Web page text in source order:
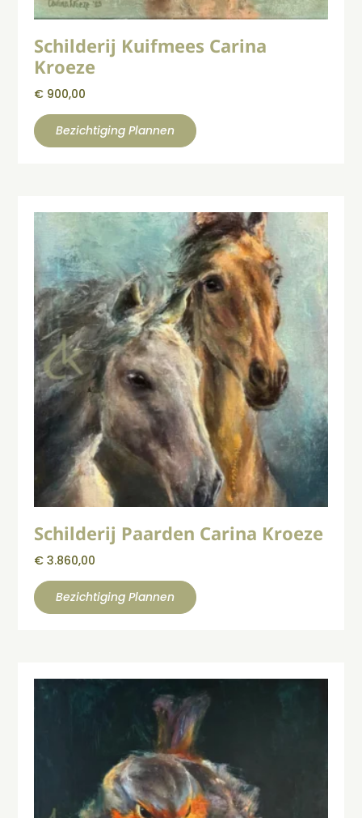
Schilderij Kuifmees Carina
Kroeze
€ 900,00
Bezichtiging Plannen
Schilderij Paarden Carina Kroeze
€ 3.860,00
Bezichtiging Plannen